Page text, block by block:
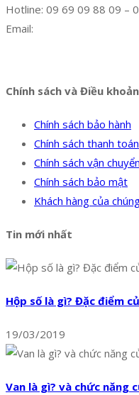
Hotline: 09 69 09 88 09 –
Email:
Chính sách và Điều khoản
Chính sách bảo hành
Chính sách thanh toán
Chính sách vận
Chính sách bảo mật
Khách hàng của
Tin mới nhất
Hộp số là gì? Đặc điểm
19/03/2019
Van là gì? và chức năng